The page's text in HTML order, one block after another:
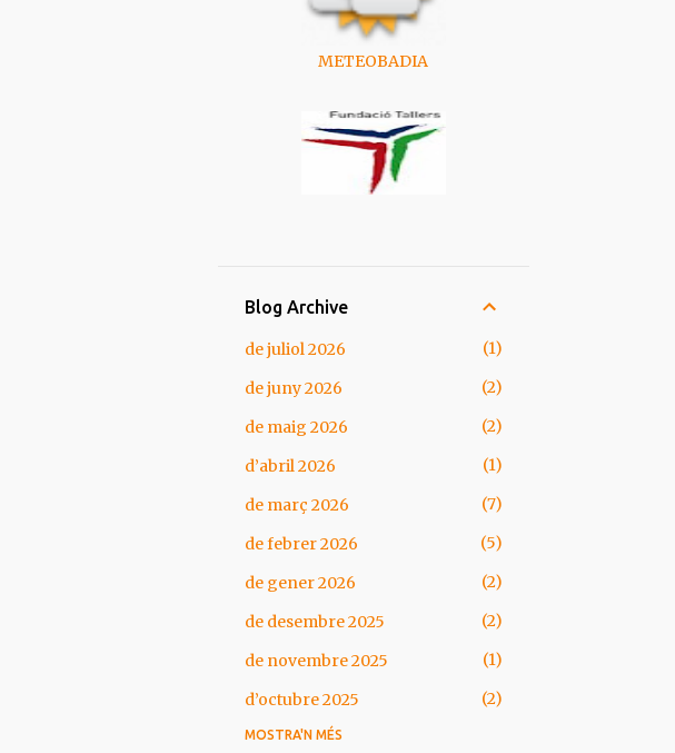
METEOBADIA
Blog Archive
de juliol 2026
1
de juny 2026
2
de maig 2026
2
d’abril 2026
1
de març 2026
7
de febrer 2026
5
de gener 2026
2
de desembre 2025
2
de novembre 2025
1
d’octubre 2025
2
de setembre 2025
MOSTRA'N MÉS